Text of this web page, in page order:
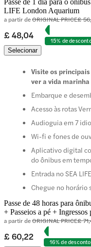
LIFE London Aquarium
a partir deORIGINAL PRICE£
£ 48,04
15% de
Selecionar
Visite os
ver a vida
Embarque e
Acesso às rotas
Audioguia em 7
Wi-fi e fones de
Aplicativo digital
do ônibus em
Entrada no SEA
Chegue no horário
Passe de 48 horas para
+ Passeios a pé +
a partir deORIGINAL PRICE£
£ 60,22
16% de desconto